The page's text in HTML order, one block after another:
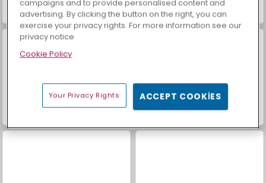
Mücevher Bahçesi Hikayesi Moda Prensesleri
campaigns and to provide personalised content and
advertising. By clicking the button on the right, you can
exercise your privacy rights. For more information see our
privacy notice
Cookie Policy
Your Privacy Rights ACCEPT COOKIES